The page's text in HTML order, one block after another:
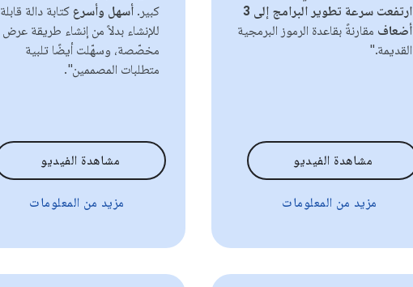
ارتفعت سرعة تطوير البرامج إلى 3
أضعاف مقارنةً بقاعدة الرموز البرمجية
القديمة."
مشاهدة الفيديو
مزيد من المعلومات
كبير. أسهل وأسرع كتابة دالة قابلة
للإنشاء بدلاً من إنشاء طريقة عرض
مخصّصة، وسهّلت أيضًا تلبية
متطلبات المصممين".
مشاهدة الفيديو
مزيد من المعلومات